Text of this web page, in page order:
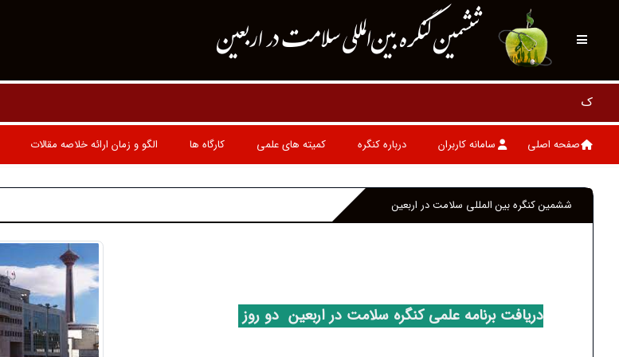
ششمین کنگره بین‌المللی سلامت در اربعین
صفحه اصلی سامانه کاربران درباره کنگره کمیته های علمی کارگاه ها الگو و زمان ارائه خلاصه مقالات
ششمین کنگره بین المللی سلامت در اربعین
دریافت برنامه علمی کنگره سلامت در اربعین دو روز